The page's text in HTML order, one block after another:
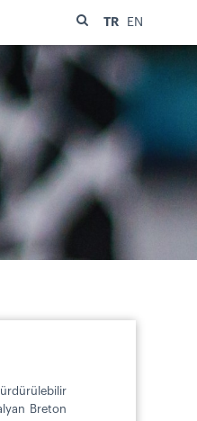
TR EN
Breton